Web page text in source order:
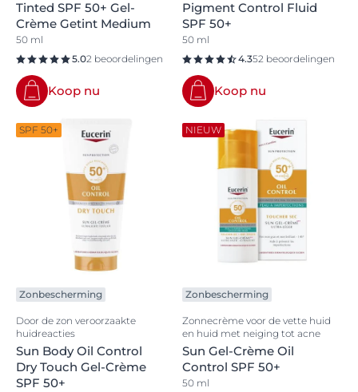
Tinted SPF 50+ Gel-
Crème Getint Medium
50 ml
5.02 beoordelingen
Koop nu
Pigment Control Fluid
SPF 50+
50 ml
4.352 beoordelingen
Koop nu
SPF 50+
Zonbescherming
Door de zon veroorzaakte
huidreacties
Sun Body Oil Control
Dry Touch Gel-Crème
SPF 50+
NIEUW
Zonbescherming
Zonnecrème voor de vette huid
en huid met neiging tot acne
Sun Gel-Crème Oil
Control SPF 50+
50 ml